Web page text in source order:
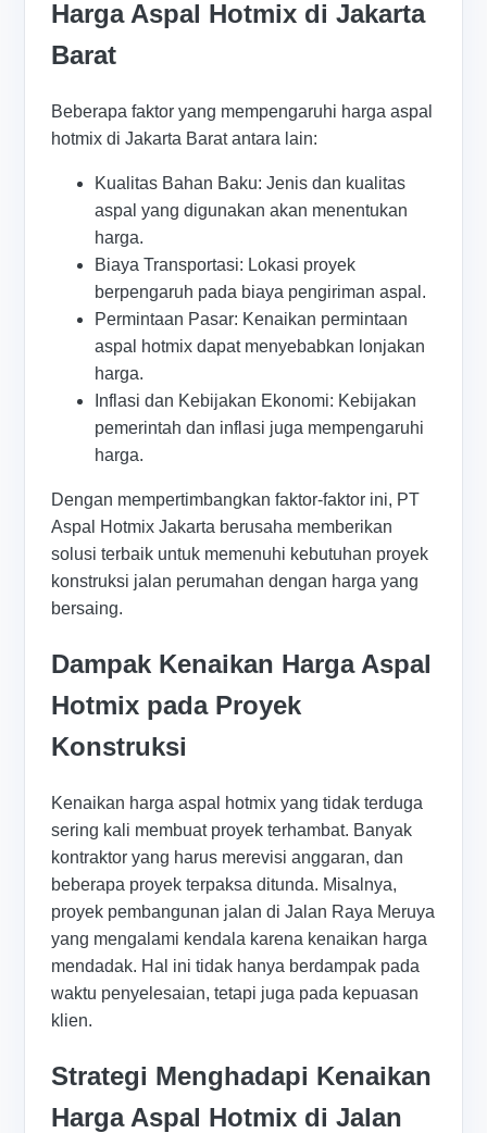
Harga Aspal Hotmix di Jakarta
Barat
Beberapa faktor yang mempengaruhi harga aspal
hotmix di Jakarta Barat antara lain:
Kualitas Bahan Baku: Jenis dan kualitas
aspal yang digunakan akan menentukan
harga.
Biaya Transportasi: Lokasi proyek
berpengaruh pada biaya pengiriman aspal.
Permintaan Pasar: Kenaikan permintaan
aspal hotmix dapat menyebabkan lonjakan
harga.
Inflasi dan Kebijakan Ekonomi: Kebijakan
pemerintah dan inflasi juga mempengaruhi
harga.
Dengan mempertimbangkan faktor-faktor ini, PT
Aspal Hotmix Jakarta berusaha memberikan
solusi terbaik untuk memenuhi kebutuhan proyek
konstruksi jalan perumahan dengan harga yang
bersaing.
Dampak Kenaikan Harga Aspal
Hotmix pada Proyek
Konstruksi
Kenaikan harga aspal hotmix yang tidak terduga
sering kali membuat proyek terhambat. Banyak
kontraktor yang harus merevisi anggaran, dan
beberapa proyek terpaksa ditunda. Misalnya,
proyek pembangunan jalan di Jalan Raya Meruya
yang mengalami kendala karena kenaikan harga
mendadak. Hal ini tidak hanya berdampak pada
waktu penyelesaian, tetapi juga pada kepuasan
klien.
Strategi Menghadapi Kenaikan
Harga Aspal Hotmix di Jalan